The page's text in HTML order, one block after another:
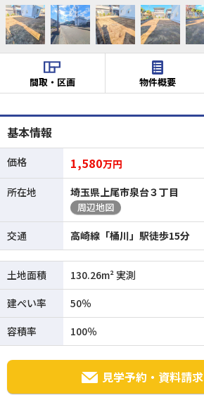
間取・区画 物件概要
基本情報
価格 1,580万円
所在地
埼玉県上尾市泉台３丁目
周辺地図
交通 高崎線「桶川」駅徒歩15分
土地面積
130.26m² 実測
建ぺい率
50％
容積率
100％
見学予約・資料請求